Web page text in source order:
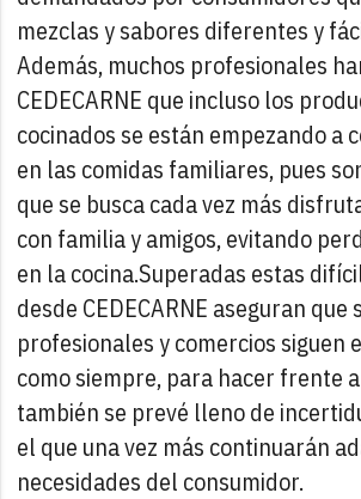
mezclas y sabores diferentes y
Además, muchos profesionales
CEDECARNE que incluso los
cocinados se están empezando a
en las comidas familiares, pues
que se busca cada vez más
con familia y amigos, evitando
en la cocina.Superadas estas
desde CEDECARNE aseguran que
profesionales y comercios siguen
como siempre, para hacer frente
también se prevé lleno de
el que una vez más continuarán
necesidades del consumidor.